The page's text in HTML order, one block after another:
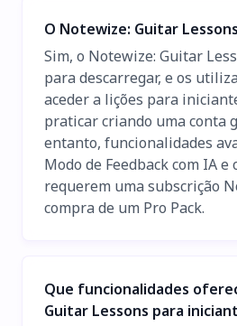
O Notewize: Guitar
Sim, o Notewize: Guitar
para descarregar, e os
aceder a lições para
praticar criando uma conta
entanto, funcionalidades
Modo de Feedback com IA e
requerem uma subscrição
compra de um Pro Pack.
Que funcionalidades
Guitar Lessons para